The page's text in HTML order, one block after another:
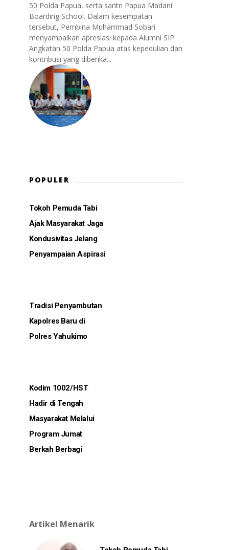
50 Polda Papua, serta santri Papua Madani
Boarding School. Dalam kesempatan
tersebut, Pembina Muhammad Sobari
menyampaikan apresiasi kepada Alumni SIP
Angkatan 50 Polda Papua atas kepedulian dan
kontribusi yang diberika...
POPULER
Tokoh Pemuda Tabi
Ajak Masyarakat Jaga
Kondusivitas Jelang
Penyampaian Aspirasi
Tradisi Penyambutan
Kapolres Baru di
Polres Yahukimo
Kodim 1002/HST
Hadir di Tengah
Masyarakat Melalui
Program Jumat
Berkah Berbagi
Artikel Menarik